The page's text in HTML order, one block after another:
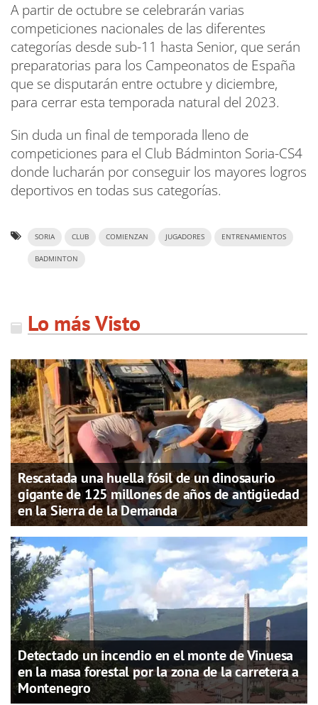
A partir de octubre se celebrarán varias
competiciones nacionales de las diferentes
categorías desde sub-11 hasta Senior, que serán
preparatorias para los Campeonatos de España
que se disputarán entre octubre y diciembre,
para cerrar esta temporada natural del 2023.
Sin duda un final de temporada lleno de
competiciones para el Club Bádminton Soria-CS4
donde lucharán por conseguir los mayores logros
deportivos en todas sus categorías.
SORIA CLUB COMIENZAN JUGADORES ENTRENAMIENTOS
BADMINTON
Lo más Visto
Rescatada una huella fósil de un dinosaurio
gigante de 125 millones de años de antigüedad
en la Sierra de la Demanda
Detectado un incendio en el monte de Vinuesa
en la masa forestal por la zona de la carretera a
Montenegro